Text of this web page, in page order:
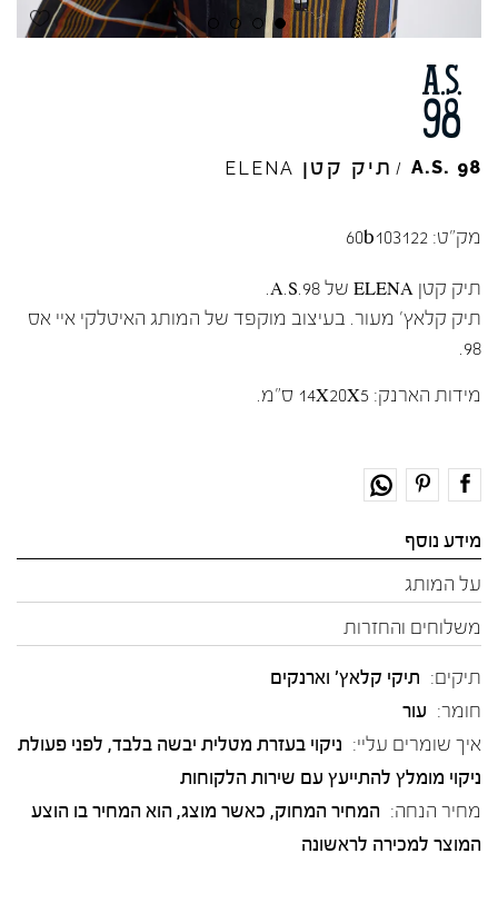
A.S. 98
/ תיק קטן ELENA
מק"ט: 60b103122
תיק קטן ELENA של A.S.98.
תיק קלאץ' מעור. בעיצוב מוקפד של המותג האיטלקי איי אס
98.
מידות הארנק: 14X20X5 ס"מ.
מידע נוסף
על המותג
משלוחים והחזרות
תיקים: תיקי קלאץ' וארנקים
חומר: עור
איך שומרים עליי: ניקוי בעזרת מטלית יבשה בלבד, לפני פעולת
ניקוי מומלץ להתייעץ עם שירות הלקוחות
מחיר הנחה: המחיר המחוק, כאשר מוצג, הוא המחיר בו הוצע
המוצר למכירה לראשונה